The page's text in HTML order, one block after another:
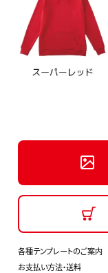
各種テンプレートのご案内
お支払い方法・送料